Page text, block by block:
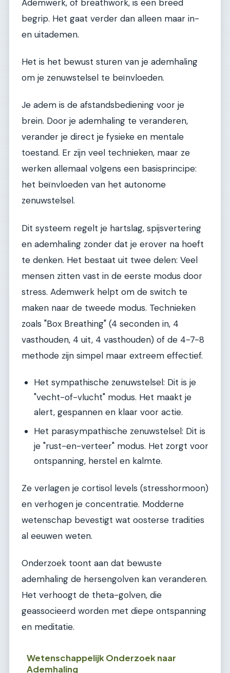
Ademwerk, of breathwork, is een breed
begrip. Het gaat verder dan alleen maar in-
en uitademen.
Het is het bewust sturen van je ademhaling
om je zenuwstelsel te beïnvloeden.
Je adem is de afstandsbediening voor je
brein. Door je ademhaling te veranderen,
verander je direct je fysieke en mentale
toestand. Er zijn veel technieken, maar ze
werken allemaal volgens een basisprincipe:
het beïnvloeden van het autonome
zenuwstelsel.
Dit systeem regelt je hartslag, spijsvertering
en ademhaling zonder dat je erover na hoeft
te denken. Het bestaat uit twee delen: Veel
mensen zitten vast in de eerste modus door
stress. Ademwerk helpt om de switch te
maken naar de tweede modus. Technieken
zoals "Box Breathing" (4 seconden in, 4
vasthouden, 4 uit, 4 vasthouden) of de 4-7-8
methode zijn simpel maar extreem effectief.
Het sympathische zenuwstelsel: Dit is je
"vecht-of-vlucht" modus. Het maakt je
alert, gespannen en klaar voor actie.
Het parasympathische zenuwstelsel: Dit is
je "rust-en-verteer" modus. Het zorgt voor
ontspanning, herstel en kalmte.
Ze verlagen je cortisol levels (stresshormoon)
en verhogen je concentratie. Modderne
wetenschap bevestigt wat oosterse tradities
al eeuwen weten.
Onderzoek toont aan dat bewuste
ademhaling de hersengolven kan veranderen.
Het verhoogt de theta-golven, die
geassocieerd worden met diepe ontspanning
en meditatie.
Wetenschappelijk Onderzoek naar
Ademhaling